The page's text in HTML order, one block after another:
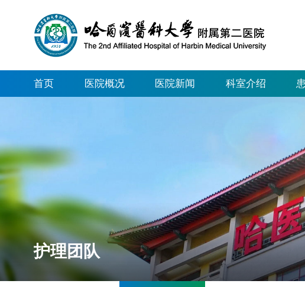
首页 医院概况 医院新闻 科室介绍
护理团队